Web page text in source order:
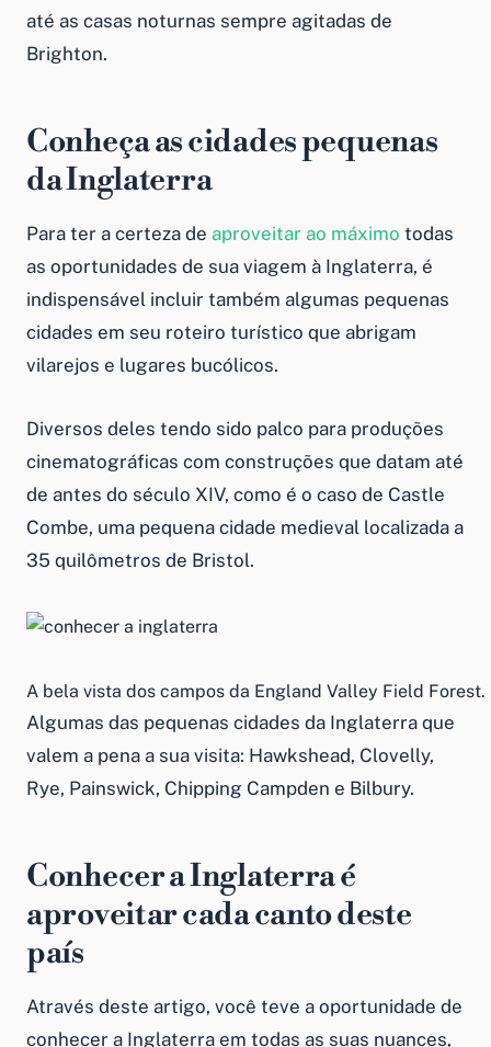
até as casas noturnas sempre agitadas de
Brighton.
Conheça as cidades pequenas
da Inglaterra
Para ter a certeza de aproveitar ao máximo todas
as oportunidades de sua viagem à Inglaterra, é
indispensável incluir também algumas pequenas
cidades em seu roteiro turístico que abrigam
vilarejos e lugares bucólicos.
Diversos deles tendo sido palco para produções
cinematográficas com construções que datam até
de antes do século XIV, como é o caso de Castle
Combe, uma pequena cidade medieval localizada a
35 quilômetros de Bristol.
A bela vista dos campos da England Valley Field Forest.
Algumas das pequenas cidades da Inglaterra que
valem a pena a sua visita: Hawkshead, Clovelly,
Rye, Painswick, Chipping Campden e Bilbury.
Conhecer a Inglaterra é
aproveitar cada canto deste
país
Através deste artigo, você teve a oportunidade de
conhecer a Inglaterra em todas as suas nuances,